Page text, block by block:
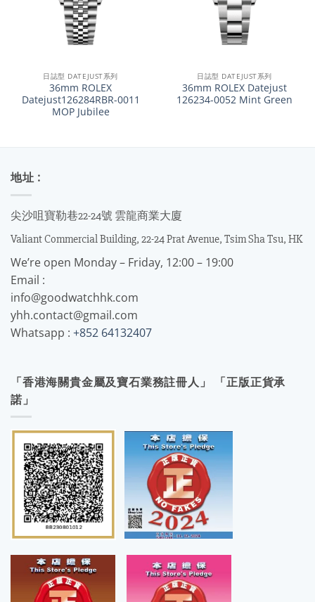
日誌型 DATEJUST系列
36mm ROLEX
Datejust126284RBR-0011
MOP Jubilee
日誌型 DATEJUST系列
36mm ROLEX Datejust
126234-0052 Mint Green
地址 :
尖沙咀寶勒巷22-24號 雲龍商業大廈
Valiant Commercial Building, 22-24 Prat Avenue, Tsim Sha Tsu, HK
We’re open Monday – Friday, 12:00 – 19:00
Email :
info@goodwatchhk.com
yhh.contact@gmail.com
Whatsapp : +852 64132407
「香港海關貴金屬及寶石業務註冊人」 「正版正貨承
諾」